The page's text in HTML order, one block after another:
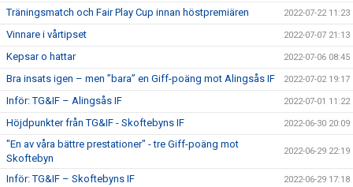
Träningsmatch och Fair Play Cup innan höstpremiären 2022-07-22 11:23
Vinnare i vårtipset 2022-07-07 21:13
Kepsar o hattar 2022-07-06 08:45
Bra insats igen – men ”bara” en Giff-poäng mot Alingsås IF 2022-07-02 19:17
Inför: TG&IF – Alingsås IF 2022-07-01 11:22
Höjdpunkter från TG&IF - Skoftebyns IF 2022-06-30 20:09
"En av våra bättre prestationer" - tre Giff-poäng mot
Skoftebyn
2022-06-29 22:19
Inför: TG&IF – Skoftebyns IF 2022-06-29 17:18